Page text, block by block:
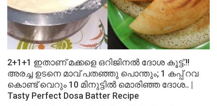
2+1+1 ഇതാണ് മക്കളെ ഒറിജിനൽ ദോശ കൂട്ട്.!!
അരച്ച ഉടനെ മാവ് പതഞ്ഞു പൊന്തും; 1 കപ്പ് റവ
കൊണ്ട് വെറും 10 മിനുട്ടിൽ മൊരിഞ്ഞ ദോശ.. |
Tasty Perfect Dosa Batter Recipe